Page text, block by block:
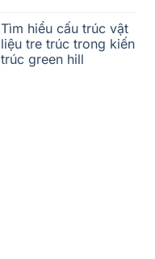
Tìm hiểu cấu trúc vật
liệu tre trúc trong kiến
trúc green hill